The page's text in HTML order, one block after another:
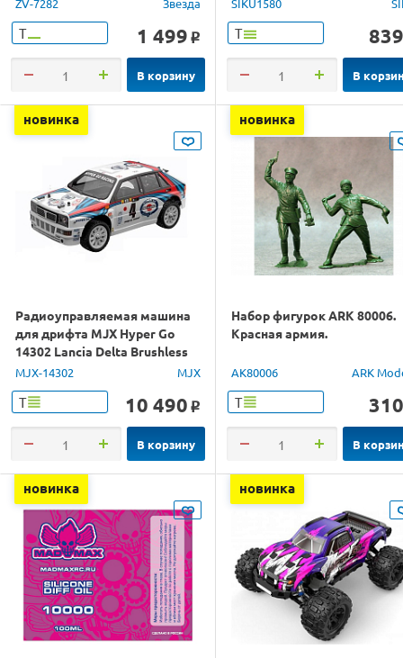
Т 1 499 o
В корзину
Т 839
В
новинка
Радиоуправляемая машина
для дрифта MJX Hyper Go
14302 Lancia Delta Brushless
4WD 2.4G LED 1/14 RTR
MJX-14302 MJX
Т 10 490 o
В корзину
новинка
Набор фигурок ARK 80006.
Красная армия.
AK80006 ARK
Т 310
В
новинка новинка